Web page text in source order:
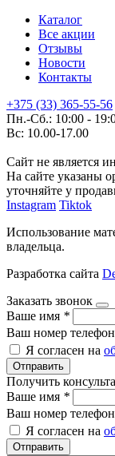
Каталог
Все акции
Отзывы
Новости
Контакты
+375 (33) 365-55-56
Пн.-Сб.: 10:00 -
Вс: 10.00-17.00
Сайт не является
На сайте указаны
уточняйте у
Instagram Tiktok
Использование
владельца.
Разработка сайта
Заказать звонок
Ваше имя *
Ваш номер
Я согласен на
Отправить
Получить
Ваше имя *
Ваш номер
Я согласен на
Отправить